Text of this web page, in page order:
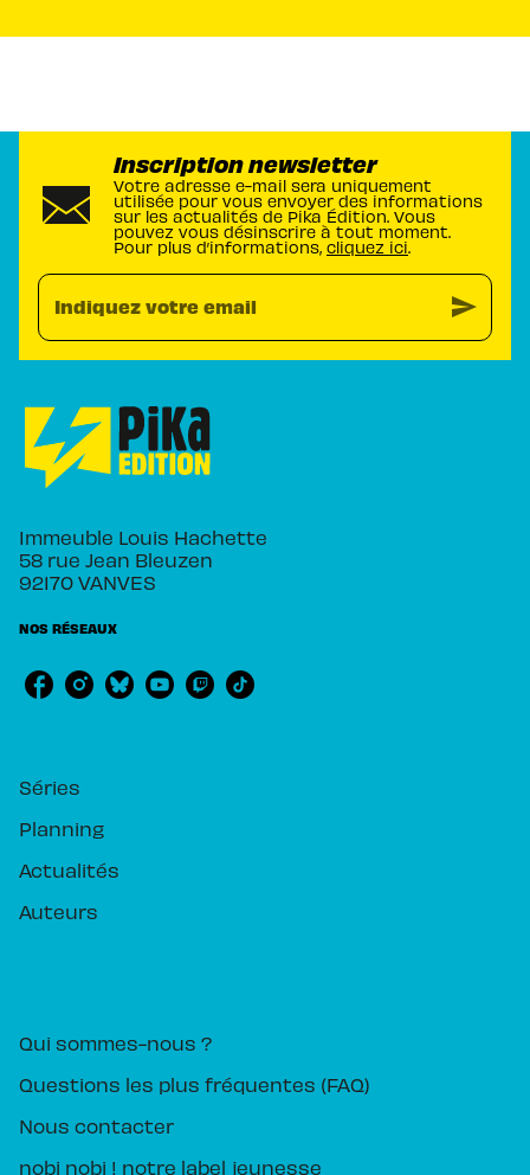
Inscription newsletter
Votre adresse e-mail sera uniquement
utilisée pour vous envoyer des informations
sur les actualités de Pika Édition. Vous
pouvez vous désinscrire à tout moment.
Pour plus d’informations, cliquez ici.
Indiquez votre email send
Immeuble Louis Hachette
58 rue Jean Bleuzen
92170 VANVES
NOS RÉSEAUX
Séries
Planning
Actualités
Auteurs
Qui sommes-nous ?
Questions les plus fréquentes (FAQ)
Nous contacter
nobi nobi ! notre label jeunesse